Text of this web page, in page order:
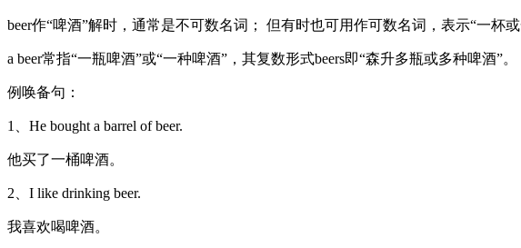
beer作“啤酒”解时，通常是不可数名词； 但有时也可用作可数名词，表示“一杯或
a beer常指“一瓶啤酒”或“一种啤酒”，其复数形式beers即“森升多瓶或多种啤酒”。
例唤备句：
1、He bought a barrel of beer.
他买了一桶啤酒。
2、I like drinking beer.
我喜欢喝啤酒。